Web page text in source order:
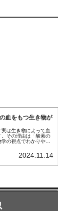
血をもつ生き物が
は生き物によって血
その理由は「酸素の
の視点でわかりやす
2024.11.14